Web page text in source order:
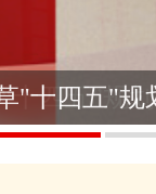
十四五”规
"十四五"规
图解十
》怎样诞
手绘 | 你好